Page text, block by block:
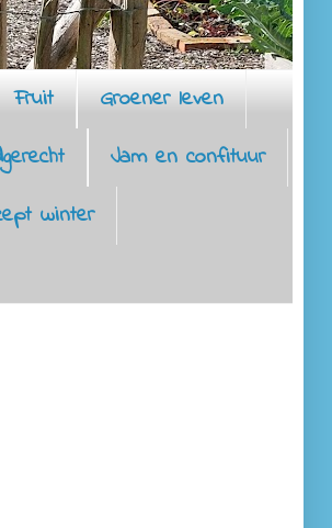
Fruit
Groener leven
Jam en confituur
winter